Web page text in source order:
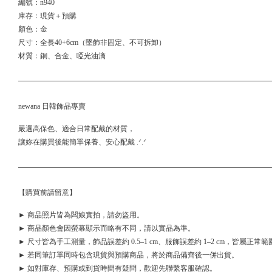
編號：n940
庫存：現貨＋預購
顏色：金
尺寸：全長40+6cm（墜飾非固定、不可拆卸）
材質：銅、合金、啞光油滴
newana 日韓飾品專賣
嚴選高保色、適合日常配戴的材質，
讓妳在購買後能簡單保養、安心配戴 .ᐟ.ᐟ
【購買前請留意】
► 商品照片皆為闆娘實拍，請勿盜用。
► 商品顏色會因螢幕顯示而略有不同，請以實品為準。
► 尺寸皆為手工測量，飾品誤差約 0.5–1 cm、服飾誤差約 1–2 cm，皆屬正常範
► 若同筆訂單同時包含現貨與預購商品，將於商品備齊後一併出貨。
► 如對庫存、預購或到貨時間有疑問，歡迎先聯繫客服確認。